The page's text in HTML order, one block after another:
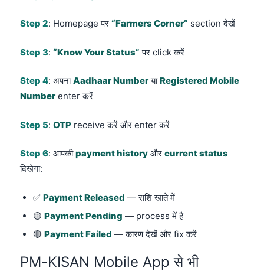
Step 2: Homepage पर “Farmers Corner” section देखें
Step 3: “Know Your Status” पर click करें
Step 4: अपनाAadhaar NumberयाRegistered Mobile
Number enter करें
Step 5: OTP receive करें और enter करें
Step 6: आपकीpayment history और current status
दिखेगा:
✅ Payment Released — राशि खाते में
🟡 Payment Pending — process में है
🔴 Payment Failed — कारण देखें और fix करें
PM-KISAN Mobile App से भी